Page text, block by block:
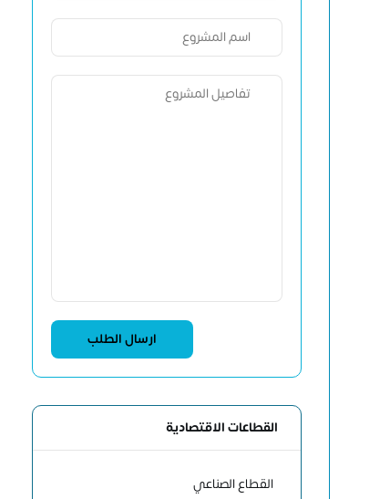
القطاعات الاقتصادية
القطاع الصناعي